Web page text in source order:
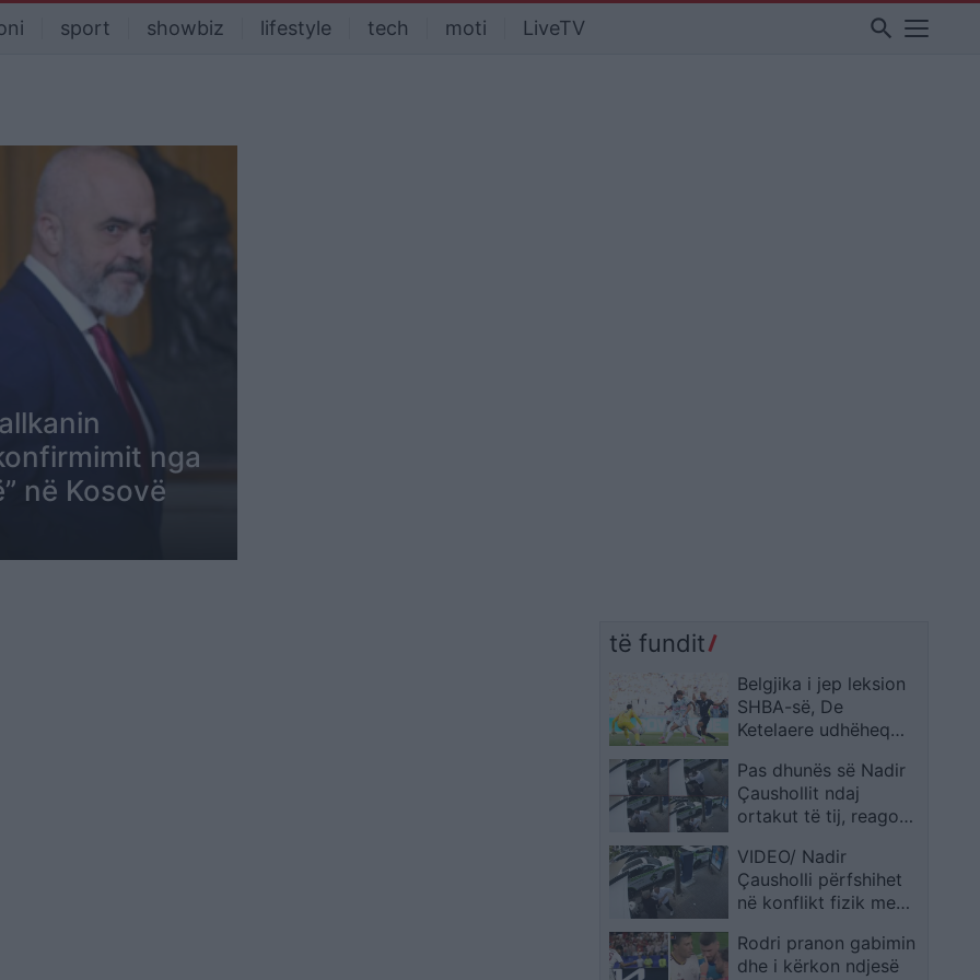
sport showbiz lifestyle tech moti LiveTV search
nga
në Kosovë
të fundit
Belgjika i jep leksion
SHBA-së, De
Ketelaere udhëheq
çerekfinales
Pas dhunës së Nadir
Çaushollit ndaj
ortakut të tij, reagon
Vladimir Kosta: Në
këto rrethana, ndodh
vetëgjyqësia….
VIDEO/ Nadir
Çausholli përfshihet
në konflikt fizik me
e ish-Bllokut
Rodri pranon gabimin
dhe i kërkon ndjesë